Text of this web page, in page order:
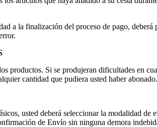
a la finalización del proceso de pago,
productos. Si se produjeran dificultades en
cantidad que pudiera usted haber abonado.
usted deberá seleccionar la modalidad de
de Envío sin ninguna demora